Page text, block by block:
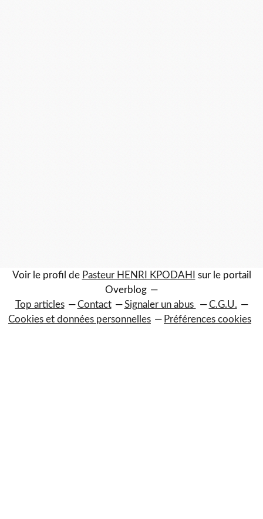
Voir le profil de Pasteur HENRI KPODAHI
sur le portail
Overblog
Top articles
Contact Signaler un abus
C.G.U.
Cookies et données personnelles
Préférences cookies